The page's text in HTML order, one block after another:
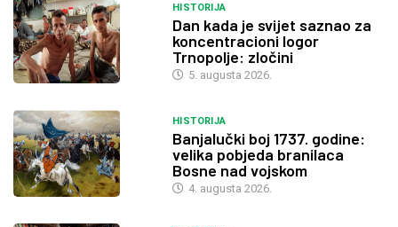
HISTORIJA
Dan kada je svijet saznao za
koncentracioni logor
Trnopolje: zločini
5. augusta 2026.
HISTORIJA
Banjalučki boj 1737. godine:
velika pobjeda branilaca
Bosne nad vojskom
4. augusta 2026.